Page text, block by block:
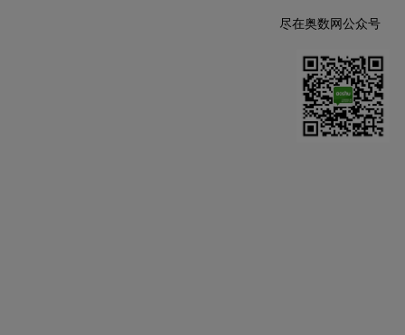
尽在奥数网公众号